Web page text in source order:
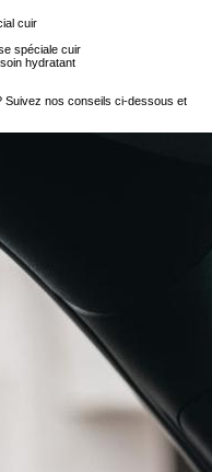
cuir
spéciale cuir
hydratant
Suivez nos conseils ci-dessous et